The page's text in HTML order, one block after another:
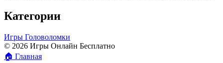
Категории
Игры Головоломки
© 2026 Игры Онлайн Бесплатно
🏠 Главная